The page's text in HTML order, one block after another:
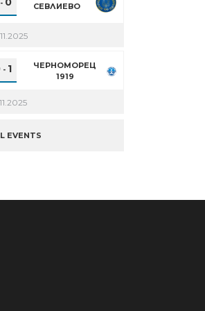
- СЕВЛИЕВО
- 1
ЧЕРНОМОРЕЦ
1919
EVENTS